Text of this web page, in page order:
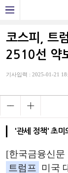
코스피, 트
2510선 약
기사입력 : 2025-01-21
'관세 정책' 초미
[한국금융신문
트럼프
미국